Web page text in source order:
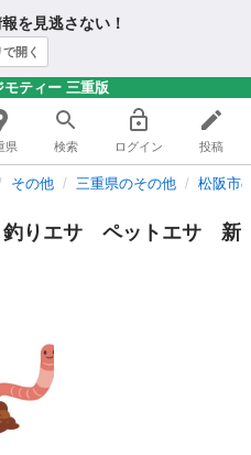
を見逃さない！
開く
ティー 三重版
県 検索 ログイン 投稿
その他 三重県のその他 松阪市
釣りエサ ペットエサ 新